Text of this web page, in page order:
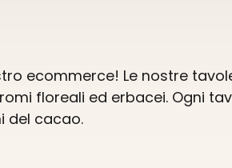
ecommerce! Le nostre
floreali ed erbacei. Ogni
del cacao.
in un piacere raffinato, le